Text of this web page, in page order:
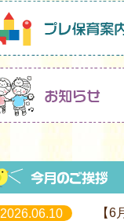
2026.06.10 【